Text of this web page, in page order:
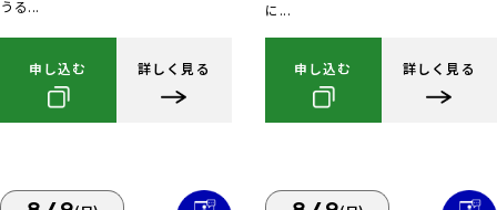
うる...
申し込む 詳しく見る
に...
申し込む 詳しく見る